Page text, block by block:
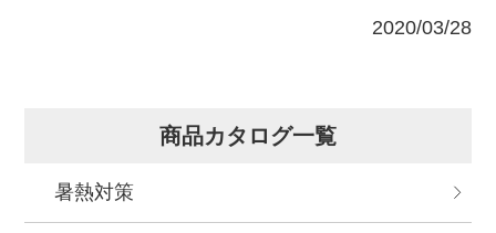
2020/03/28
商品カタログ一覧
暑熱対策